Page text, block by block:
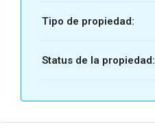
Tipo de propiedad:
Status de la propiedad: